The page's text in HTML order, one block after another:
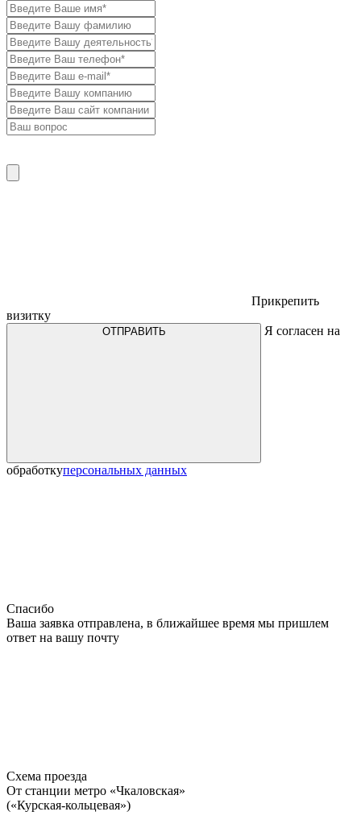
Прикрепить
визитку
ОТПРАВИТЬ Я согласен на
обработкуперсональных данных
Спасибо
Ваша заявка отправлена, в ближайшее время мы пришлем
ответ на вашу почту
Схема проезда
От станции метро «Чкаловская»
(«Курская-кольцевая»)